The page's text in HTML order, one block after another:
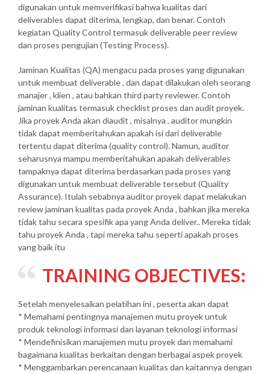
digunakan untuk memverifikasi bahwa kualitas dari
deliverables dapat diterima, lengkap, dan benar. Contoh
kegiatan Quality Control termasuk deliverable peer review
dan proses pengujian (Testing Process).
Jaminan Kualitas (QA) mengacu pada proses yang digunakan
untuk membuat deliverable , dan dapat dilakukan oleh seorang
manajer , klien , atau bahkan third party reviewer. Contoh
jaminan kualitas termasuk checklist proses dan audit proyek.
Jika proyek Anda akan diaudit , misalnya , auditor mungkin
tidak dapat memberitahukan apakah isi dari deliverable
tertentu dapat diterima (quality control). Namun, auditor
seharusnya mampu memberitahukan apakah deliverables
tampaknya dapat diterima berdasarkan pada proses yang
digunakan untuk membuat deliverable tersebut (Quality
Assurance). Itulah sebabnya auditor proyek dapat melakukan
review jaminan kualitas pada proyek Anda , bahkan jika mereka
tidak tahu secara spesifik apa yang Anda deliver.. Mereka tidak
tahu proyek Anda , tapi mereka tahu seperti apakah proses
yang baik itu
TRAINING OBJECTIVES:
Setelah menyelesaikan pelatihan ini , peserta akan dapat
* Memahami pentingnya manajemen mutu proyek untuk
produk teknologi informasi dan layanan teknologi informasi
* Mendefinisikan manajemen mutu proyek dan memahami
bagaimana kualitas berkaitan dengan berbagai aspek proyek
* Menggambarkan perencanaan kualitas dan kaitannya dengan